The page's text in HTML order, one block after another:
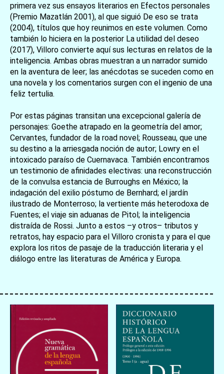
primera vez sus ensayos literarios en Efectos personales
(Premio Mazatlán 2001), al que siguió De eso se trata
(2004), títulos que hoy reunimos en este volumen. Como
también lo hiciera en la posterior La utilidad del deseo
(2017), Villoro convierte aquí sus lecturas en relatos de la
inteligencia. Ambas obras muestran a un narrador sumido
en la aventura de leer; las anécdotas se suceden como en
una novela y los comentarios surgen con el ingenio de una
feliz tertulia.
Por estas páginas transitan una excepcional galería de
personajes: Goethe atrapado en la geometría del amor;
Cervantes, fundador de la road novel; Rousseau, que une
su destino a la arriesgada noción de autor; Lowry en el
intoxicado paraíso de Cuernavaca. También encontramos
un testimonio de afinidades electivas: una reconstrucción
de la convulsa estancia de Burroughs en México; la
indagación del exilio póstumo de Bernhard; el jardín
ilustrado de Monterroso; la vertiente más heterodoxa de
Fuentes; el viaje sin aduanas de Pitol; la inteligencia
distraída de Rossi. Junto a estos –y otros– tributos y
retratos, hay espacio para el Villoro cronista y para el que
explora los ritos de pasaje de la traducción literaria y el
diálogo entre las literaturas de América y Europa.